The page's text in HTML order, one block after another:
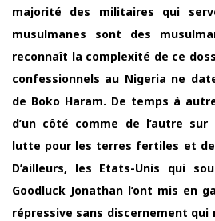
majorité des militaires qui
musulmanes sont des
reconnaît la complexité de ce
confessionnels au Nigeria ne
de Boko Haram. De temps à
d’un côté comme de l’autre
lutte pour les terres fertiles et
D’ailleurs, les Etats-Unis qui
Goodluck Jonathan l’ont mis en
répressive sans discernement